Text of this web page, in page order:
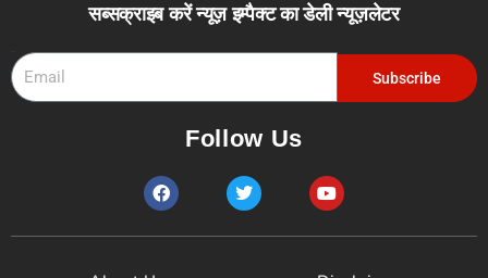
सब्सक्राइब करें न्यूज़ इम्पैक्ट का डेली न्यूज़लेटर
Subscribe
Follow Us
F
a
c
e
T
w
i
t
Y
o
u
t
b